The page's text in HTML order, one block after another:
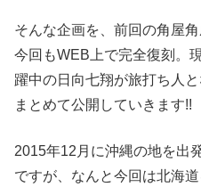
そんな企画を、前回の角屋
今回もWEB上で完全復刻。
躍中の日向七翔が旅打ち人
まとめて公開していきます!!
2015年12月に沖縄の地を出
ですが、なんと今回は北海